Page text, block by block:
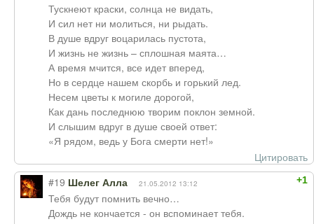
Тускнеют краски, солнца не видать,
И сил нет ни молиться, ни рыдать.
В душе вдруг воцарилась пустота,
И жизнь не жизнь – сплошная маята…
А время мчится, все идет вперед,
Но в сердце нашем скорбь и горький лед.
Несем цветы к могиле дорогой,
Как дань последнюю творим поклон земной.
И слышим вдруг в душе своей ответ:
«Я рядом, ведь у Бога смерти нет!»
Цитировать
+1
#19 Шелег Алла 21.05.2012 13:12
Тебя будут помнить вечно…
Дождь не кончается - он вспоминает тебя.